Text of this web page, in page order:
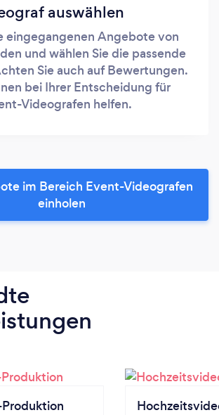
auswählen
eingegangenen Angebote von
und wählen Sie die passende
Sie auch auf Bewertungen.
bei Ihrer Entscheidung für
Videografen helfen.
im Bereich Event-Videografen
einholen